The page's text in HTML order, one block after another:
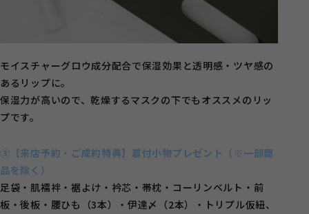
モイスチャーグロウ成分配合で保湿効果と透明感・ツヤ感の
あるリップに。
保湿力が高いので、乾燥するマスクの下でもオススメのリッ
プです。
③【来店予約・ご成約特典】着付小物プレゼント（※一部商
品を除く）
足袋・肌襦袢・裾よけ・衿芯・帯枕・コーリンベルト・前
板・後板・腰ひも（3本）・伊達〆（2本）・トリプル仮紐、